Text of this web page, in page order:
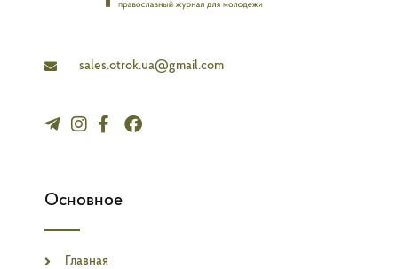
sales.otrok.ua@gmail.com
Основное
Главная